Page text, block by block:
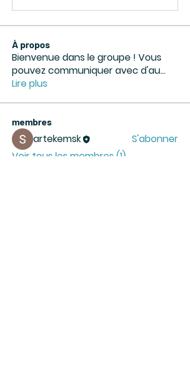
À propos
Bienvenue dans le groupe ! Vous
pouvez communiquer avec d'au...
Lire plus
membres
artekemsk
S'abonner
Voir tous les membres (1)